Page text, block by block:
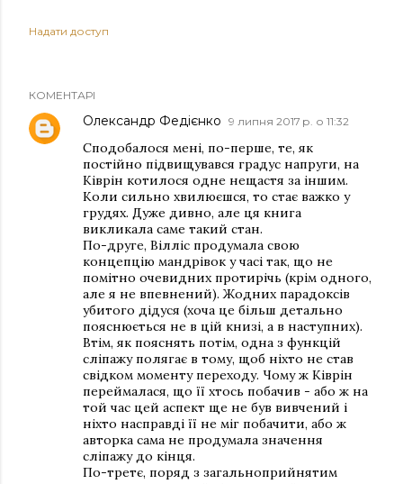
Надати доступ
КОМЕНТАРІ
Олександр Федієнко 9 липня 2017 р. о 11:32
Сподобалося мені, по-перше, те, як
постійно підвищувався градус напруги, на
Ківрін котилося одне нещастя за іншим.
Коли сильно хвилюєшся, то стає важко у
грудях. Дуже дивно, але ця книга
викликала саме такий стан.
По-друге, Вілліс продумала свою
концепцію мандрівок у часі так, що не
помітно очевидних протирічь (крім одного,
але я не впевнений). Жодних парадоксів
убитого дідуся (хоча це більш детально
пояснюється не в цій книзі, а в наступних).
Втім, як пояснять потім, одна з функцій
сліпажу полягає в тому, щоб ніхто не став
свідком моменту переходу. Чому ж Ківрін
переймалася, що її хтось побачив - або ж на
той час цей аспект ще не був вивчений і
ніхто насправді її не міг побачити, або ж
авторка сама не продумала значення
сліпажу до кінця.
По-третє, поряд з загальноприйнятим